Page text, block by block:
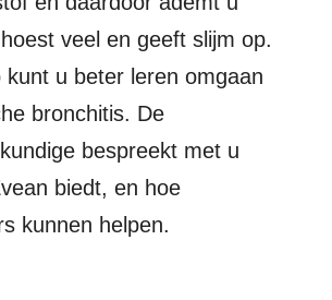
veel en geeft slijm op.
kunt u beter leren omgaan
bronchitis. De
bespreekt met u
biedt, en hoe
kunnen helpen.